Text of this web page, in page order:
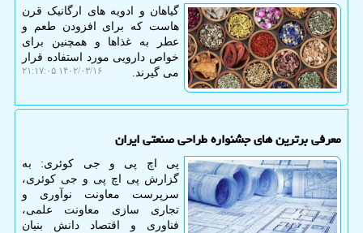
گیاهان و ادویه های ارگانیک قرن
هاست که برای افزودن طعم و
عطر به غذاها و همچنین برای
خواص دارویی مورد استفاده قرار
می گیرند.
۱۴۰۲/۰۳/۱۶ ۲۱:۱۷:۰۵
معرفی برترین های جشنواره طراحی صنعتی ایران
پی اچ پی و جی کوئری: به
گزارش پی اچ پی و جی کوئری،
سرپرست معاونت نوآوری و
تجاری سازی معاونت علمی،
فناوری و اقتصاد دانش بنیان